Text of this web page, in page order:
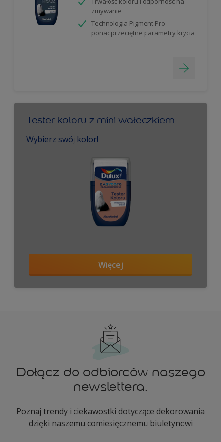
zmywanie
Technologia Pigment Pro –
ponadprzeciętne parametry krycia
Tester koloru z mini wałeczkiem
Wybierz swój kolor!
Więcej
Dołącz do odbiorców naszego
newslettera.
Poznaj trendy i ciekawostki dotyczące dekorowania
dzięki naszemu comiesięcznemu biuletynowi